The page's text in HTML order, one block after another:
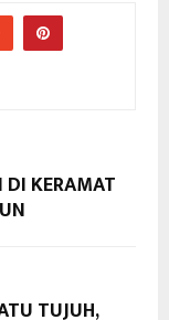
KERAMAT
TUJUH,